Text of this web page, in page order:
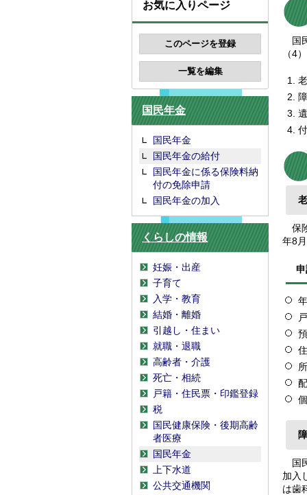
お気に入りページ
国民年金
国民年金
国民年金の給付
国民年金に係る保険料納
付の免除申請
国民年金の加入
くらしの情報
妊娠・出産
子育て
入学・教育
結婚・離婚
引越し・住まい
就職・退職
高齢者・介護
死亡・相続
戸籍・住民票・印鑑登録
税
国民健康保険・後期高齢
者医療
国民年金
上下水道
公共交通機関
国
（4
保
年8
国
加入
は歯